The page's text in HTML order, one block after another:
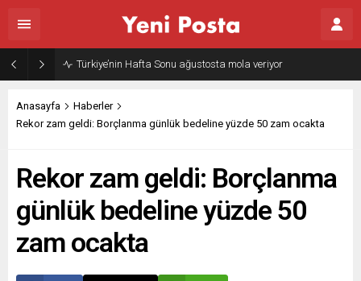
Türkiye’nin Hafta Sonu ağustosta mola veriyor
Anasayfa
Haberler
Rekor zam geldi: Borçlanma günlük bedeline yüzde 50 zam ocakta
Rekor zam geldi: Borçlanma
günlük bedeline yüzde 50
zam ocakta